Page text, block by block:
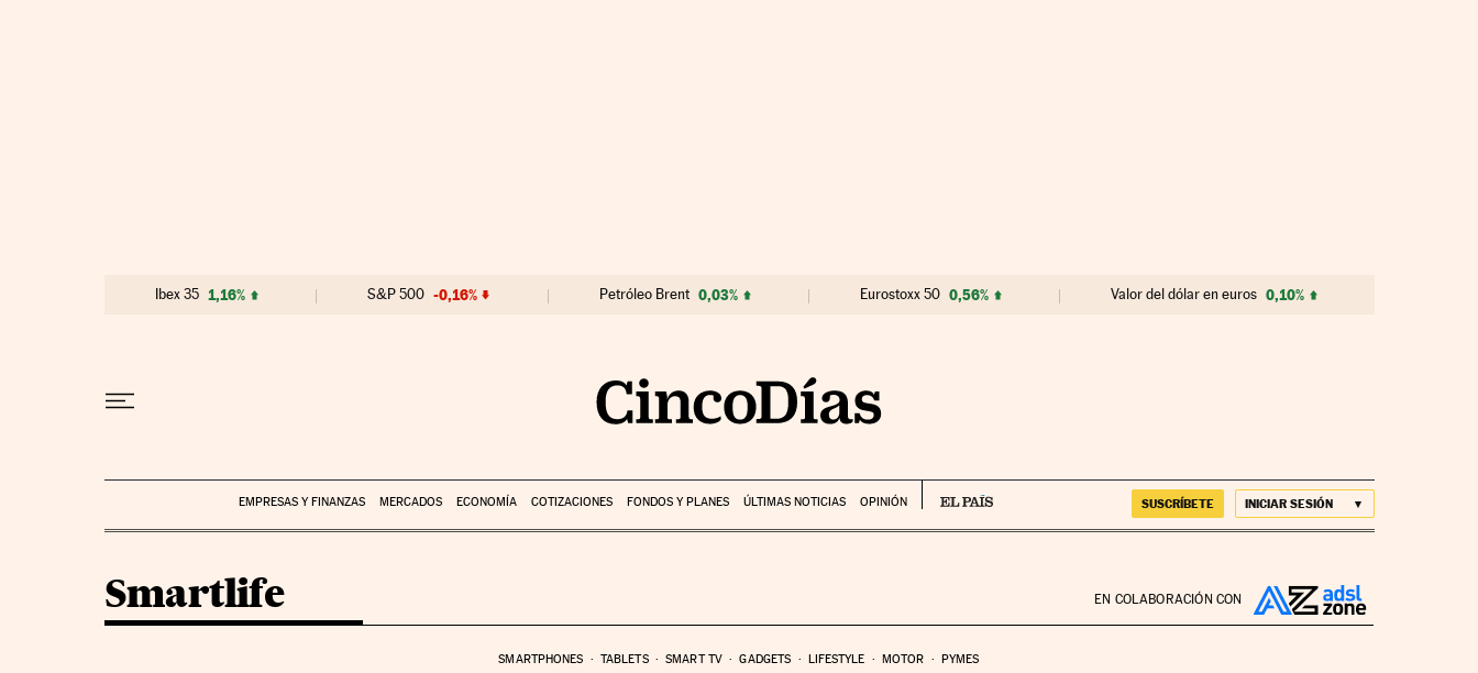
Ibex 35 1,16% S&P 500 -0,16% Petróleo Brent 0,03% Eurostoxx 50 0,56% Valor del dólar en euros 0,10%
EMPRESAS Y FINANZAS MERCADOS ECONOMÍA COTIZACIONES FONDOS Y PLANES ÚLTIMAS NOTICIAS OPINIÓN SUSCRÍBETE INICIAR SESIÓN
EN COLABORACIÓN CON
Smartlife
SMARTPHONES TABLETS SMART TV GADGETS LIFESTYLE MOTOR PYMES